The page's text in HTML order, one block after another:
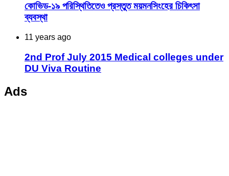
কোভিড-১৯ পরিস্থিতিতেও প্রস্তুত ময়মনসিংহের চিকিৎসা
ব্যবস্থা
11 years ago
2nd Prof July 2015 Medical colleges under
DU Viva Routine
Ads